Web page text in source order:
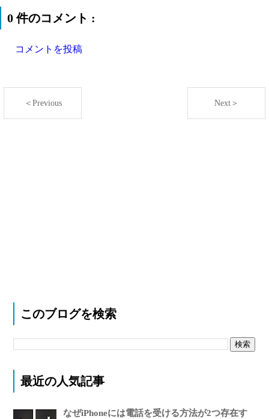
0 件のコメント :
コメントを投稿
＜Previous Next＞
このブログを検索
最近の人気記事
なぜiPhoneには電話を受ける方法が2つ存在す